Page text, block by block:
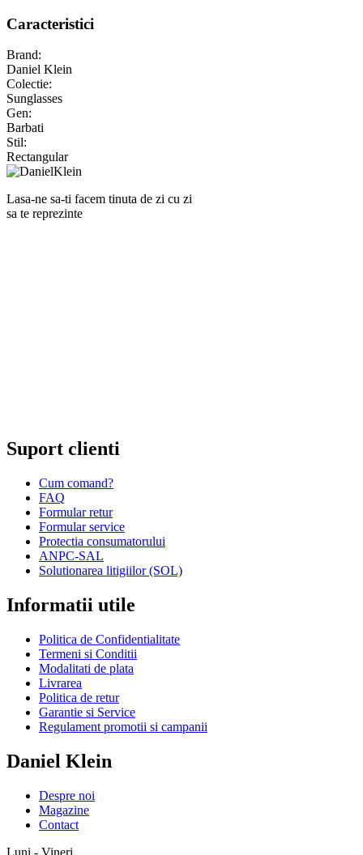
Caracteristici
Brand:
Daniel Klein
Colectie:
Sunglasses
Gen:
Barbati
Stil:
Rectangular
Lasa-ne sa-ti facem tinuta de zi cu zi
sa te reprezinte
Suport clienti
Cum comand?
FAQ
Formular retur
Formular service
Protectia consumatorului
ANPC-SAL
Solutionarea litigiilor (SOL)
Informatii utile
Politica de Confidentialitate
Termeni si Conditii
Modalitati de plata
Livrarea
Politica de retur
Garantie si Service
Regulament promotii si campanii
Daniel Klein
Despre noi
Magazine
Contact
Luni - Vineri